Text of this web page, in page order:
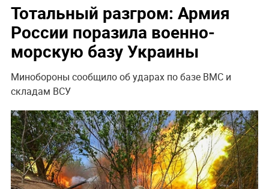
Тотальный разгром: Армия
России поразила военно-
морскую базу Украины
Минобороны сообщило об ударах по базе ВМС и
складам ВСУ